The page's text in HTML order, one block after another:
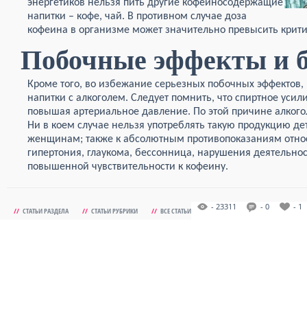
энергетиков нельзя пить другие кофеиносодержащие
напитки – кофе, чай. В противном случае доза
кофеина в организме может значительно превысить
Побочные эффекты и
Кроме того, во избежание серьезных побочных эффектов,
напитки с алкоголем. Следует помнить, что спиртное
повышая артериальное давление. По этой причине
Ни в коем случае нельзя употреблять такую продукцию
женщинам; также к абсолютным противопоказаниям
гипертония, глаукома, бессонница, нарушения
повышенной чувствительности к кофеину.
// СТАТЬИ РАЗДЕЛА // СТАТЬИ РУБРИКИ // ВСЕ СТАТЬИ - 23311 - 0 - 1